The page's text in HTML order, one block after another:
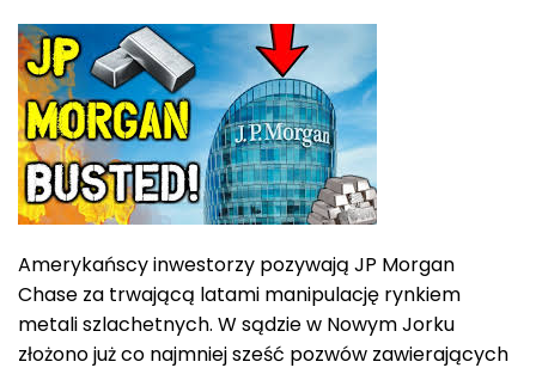
Amerykańscy inwestorzy pozywają JP Morgan
Chase za trwającą latami manipulację rynkiem
metali szlachetnych. W sądzie w Nowym Jorku
złożono już co najmniej sześć pozwów zawierających